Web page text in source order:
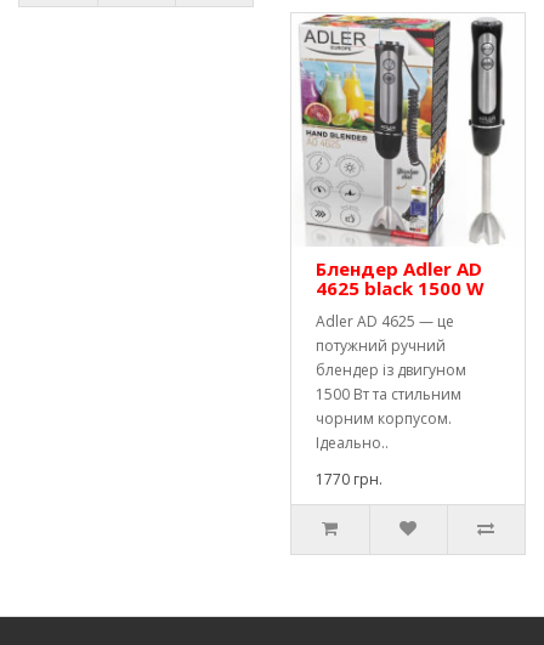
Блендер Adler AD
4625 black 1500 W
Adler AD 4625 — це
потужний ручний
блендер із двигуном
1500 Вт та стильним
чорним корпусом.
Ідеально..
1770 грн.